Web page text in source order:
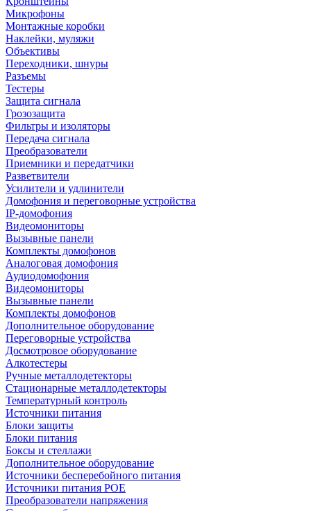
Микрофоны
Монтажные коробки
Наклейки, муляжи
Объективы
Переходники, шнуры
Разъемы
Тестеры
Защита сигнала
Грозозащита
Фильтры и изоляторы
Передача сигнала
Преобразователи
Приемники и передатчики
Разветвители
Усилители и удлинители
Домофония и переговорные устройства
IP-домофония
Видеомониторы
Вызывные панели
Комплекты домофонов
Аналоговая домофония
Аудиодомофония
Видеомониторы
Вызывные панели
Комплекты домофонов
Дополнительное оборудование
Переговорные устройства
Досмотровое оборудование
Алкотестеры
Ручные металлодетекторы
Стационарные металлодетекторы
Температурный контроль
Источники питания
Блоки защиты
Блоки питания
Боксы и стеллажи
Дополнительное оборудование
Источники бесперебойного питания
Источники питания POE
Преобразователи напряжения